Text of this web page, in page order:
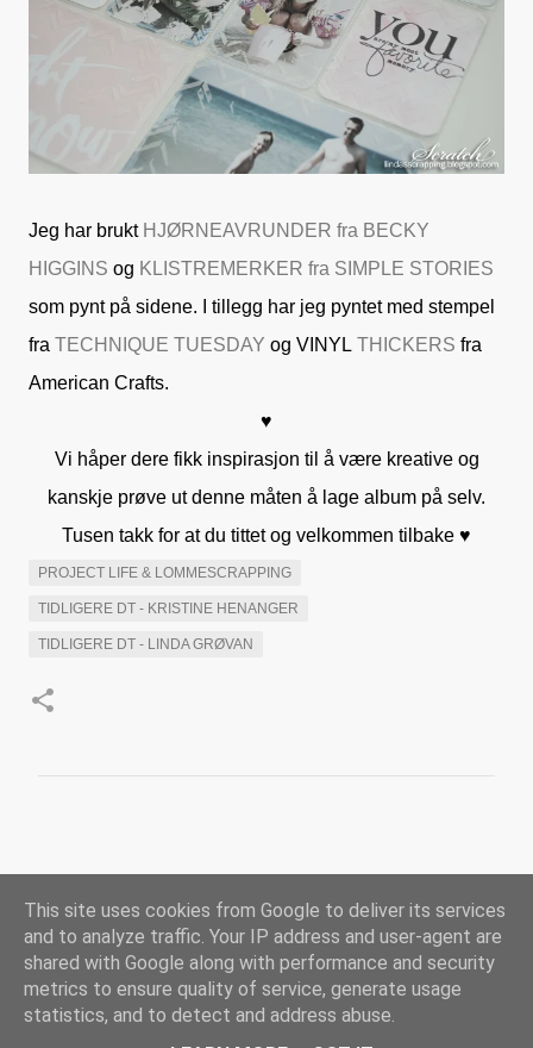
Jeg har brukt HJØRNEAVRUNDER fra BECKY
HIGGINS og KLISTREMERKER fra SIMPLE STORIES
som pynt på sidene. I tillegg har jeg pyntet med stempel
fra TECHNIQUE TUESDAY og VINYL THICKERS fra
American Crafts.
♥
Vi håper dere fikk inspirasjon til å være kreative og
kanskje prøve ut denne måten å lage album på selv.
Tusen takk for at du tittet og velkommen tilbake ♥
PROJECT LIFE & LOMMESCRAPPING
TIDLIGERE DT - KRISTINE HENANGER
TIDLIGERE DT - LINDA GRØVAN
m
m
e
n
t
Drevet av Blogger
This site uses cookies from Google to deliver its services
and to analyze traffic. Your IP address and user-agent are
shared with Google along with performance and security
metrics to ensure quality of service, generate usage
statistics, and to detect and address abuse.